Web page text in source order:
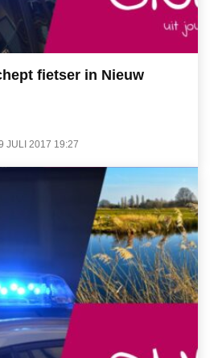
fietser in Nieuw
JULI 2017 19:27